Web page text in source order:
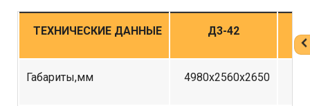
ТЕХНИЧЕСКИЕ ДАННЫЕ Д3-42
Габариты,мм 4980х2560х2650